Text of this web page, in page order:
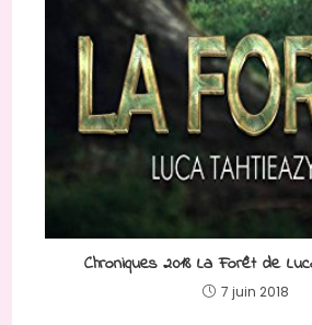
Chroniques 2018 La Forêt de
7 juin 2018